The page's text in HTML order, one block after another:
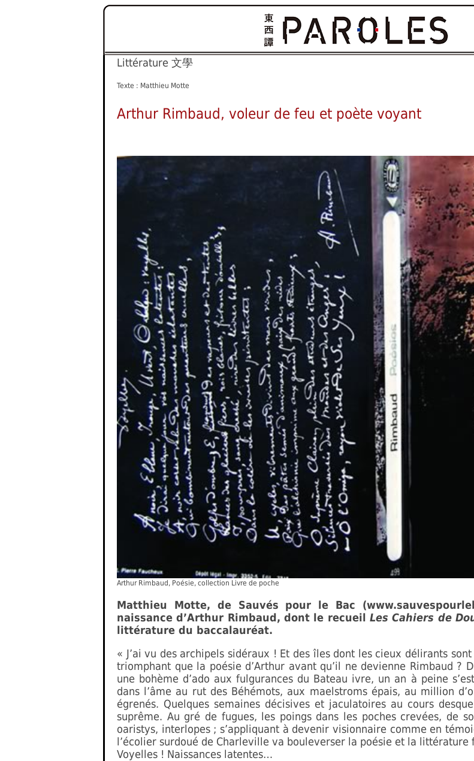
Littérature 文學
Texte : Matthieu Motte
Arthur Rimbaud, voleur de feu et poète voyant
Arthur Rimbaud, Poésie, collection Livre de poche
Matthieu Motte, de Sauvés pour le Bac
naissance d’Arthur Rimbaud, dont le recueil Les Cahiers de
littérature du baccalauréat.
« J’ai vu des archipels sidéraux ! Et des îles dont les cieux délirants
triomphant que la poésie d’Arthur avant qu’il ne devienne Rimbaud ?
une bohème d’ado aux fulgurances du Bateau ivre, un an à peine
dans l’âme au rut des Béhémots, aux maelstroms épais, au million
égrenés. Quelques semaines décisives et jaculatoires au cours
suprême. Au gré de fugues, les poings dans les poches crevées, de
oaristys, interlopes ; s’appliquant à devenir visionnaire comme en
l’écolier surdoué de Charleville va bouleverser la poésie et la littérature
Voyelles ! Naissances latentes…